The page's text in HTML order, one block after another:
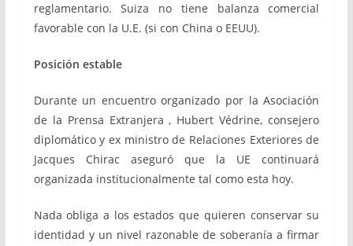
reglamentario. Suiza no tiene balanza comercial
favorable con la U.E. (si con China o EEUU).
Posición estable
Durante un encuentro organizado por la Asociación
de la Prensa Extranjera , Hubert Védrine, consejero
diplomático y ex ministro de Relaciones Exteriores de
Jacques Chirac aseguró que la UE continuará
organizada institucionalmente tal como esta hoy.
Nada obliga a los estados que quieren conservar su
identidad y un nivel razonable de soberanía a firmar